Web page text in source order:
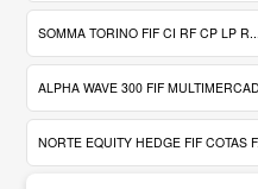
SOMMA TORINO FIF CI RF CP LP R...
ALPHA WAVE 300 FIF
NORTE EQUITY HEDGE FIF COTAS F...